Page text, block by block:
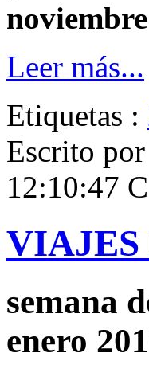
Leer más...
Etiquetas :
Escrito por
12:10:47
VIAJES
semana
enero